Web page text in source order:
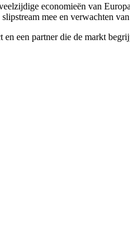
economieën van
mee en verwachten
een partner die de markt